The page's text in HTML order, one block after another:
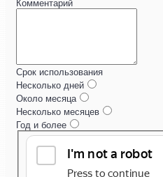
Комментарий
Срок использования
Несколько дней
Около месяца
Несколько месяцев
Год и более